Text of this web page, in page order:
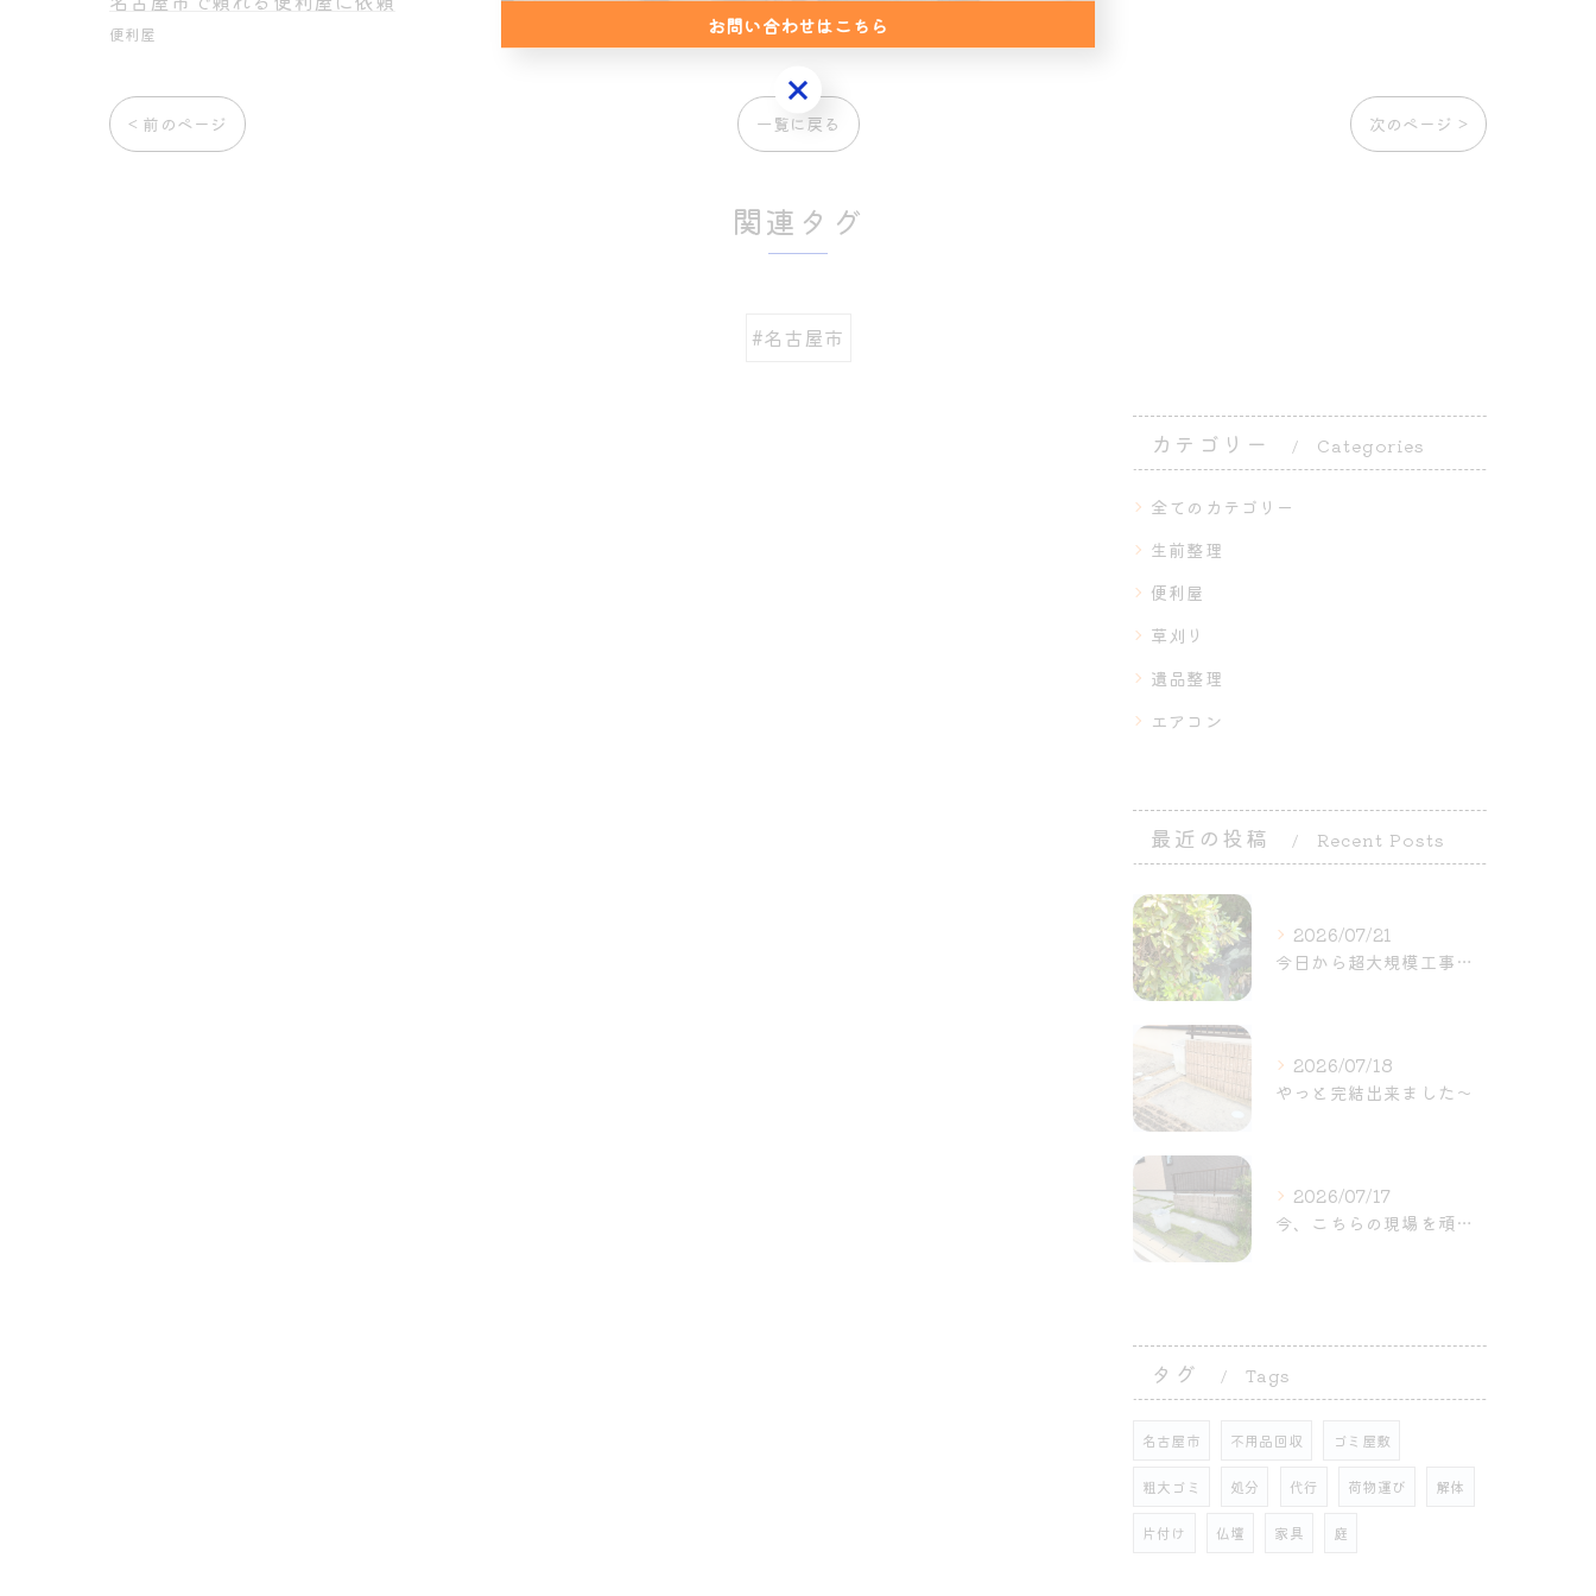
便利屋
< 前のページ 一覧に戻る 次のページ >
関連タグ
#名古屋市
カテゴリー Categories
全てのカテゴリー
生前整理
便利屋
草刈り
遺品整理
エアコン
最近の投稿 Recent Posts
2026/07/21
今日から超大規模工事が始まりました〜
2026/07/18
やっと完結出来ました〜
2026/07/17
今、こちらの現場を頑張ってま〜す。
タグ Tags
名古屋市 不用品回収 ゴミ屋敷
粗大ゴミ 処分 代行 荷物運び 解体
片付け 仏壇 家具 庭
お問い合わせはこちら
お問い合わせはこちら